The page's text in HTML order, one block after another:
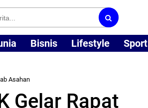
Bisnis Lifestyle Sport
Asahan
Gelar Rapat